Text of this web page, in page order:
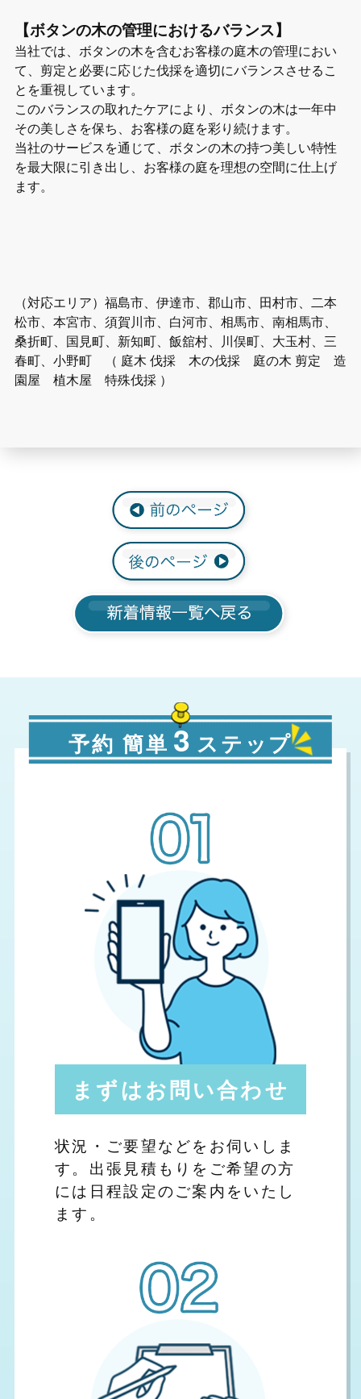
【ボタンの木の管理におけるバランス】
当社では、ボタンの木を含むお客様の庭木の管理におい
て、剪定と必要に応じた伐採を適切にバランスさせるこ
とを重視しています。
このバランスの取れたケアにより、ボタンの木は一年中
その美しさを保ち、お客様の庭を彩り続けます。
当社のサービスを通じて、ボタンの木の持つ美しい特性
を最大限に引き出し、お客様の庭を理想の空間に仕上げ
ます。
（対応エリア）福島市、伊達市、郡山市、田村市、二本
松市、本宮市、須賀川市、白河市、相馬市、南相馬市、
桑折町、国見町、新知町、飯舘村、川俣町、大玉村、三
春町、小野町 （ 庭木 伐採 木の伐採 庭の木 剪定 造
園屋 植木屋 特殊伐採 ）
予約 簡単 3 ステップ
まずはお問い合わせ
状況・ご要望などをお伺いしま
す。出張見積もりをご希望の方
には日程設定のご案内をいたし
ます。